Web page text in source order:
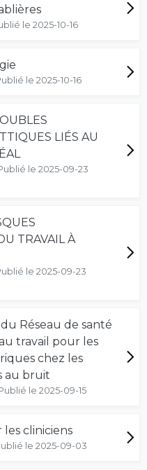
le 2025-10-16
le 2025-10-16
LIÉS AU
le 2025-09-23
TRAVAIL À
le 2025-09-23
Réseau de santé
travail pour les
chez les
au bruit
le 2025-09-15
cliniciens
le 2025-09-03